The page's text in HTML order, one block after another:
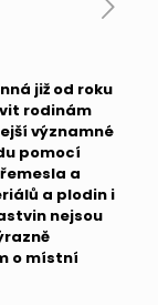
již od roku
rodinám
významné
pomocí
a
a plodin i
nejsou
o místní